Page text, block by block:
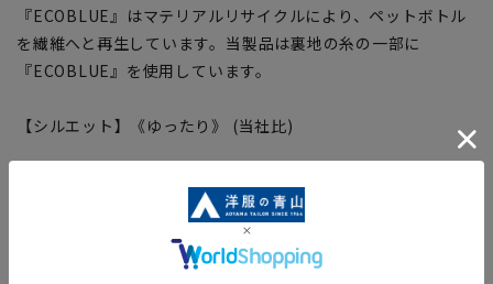
『ECOBLUE』はマテリアルリサイクルにより、ペットボトル
を繊維へと再生しています。当製品は裏地の糸の一部に
『ECOBLUE』を使用しています。
【シルエット】《ゆったり》 (当社比)
■商品画像はサンプルのため、色味やサイズ等の仕様に変更が
ある場合がございますので、予めご了承ください。
■ゆとり感には個人差があります。サイズ表を確認の上、ご購